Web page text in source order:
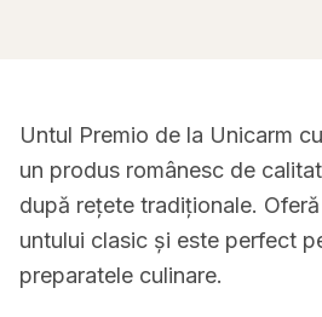
Untul Premio de la Unicarm
un produs românesc de
după rețete tradiționale.
untului clasic și este perfect
preparatele culinare.